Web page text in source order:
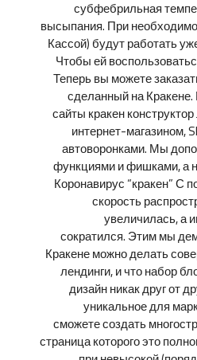
субфебрильная
высыпания. При
Кассой) будут работать
Чтобы ей
Теперь вы можете
сделанный на
сайты кракен
интернет-магазином,
автоворонками. Мы
функциями и фишками, а
Коронавирус “кракен” С
скорость
увеличилась, а
сократился. Этим мы
Кракене можно делать
лендинги, и что набор
дизайн никак друг от
уникальное для
сможете создать
страница которого это